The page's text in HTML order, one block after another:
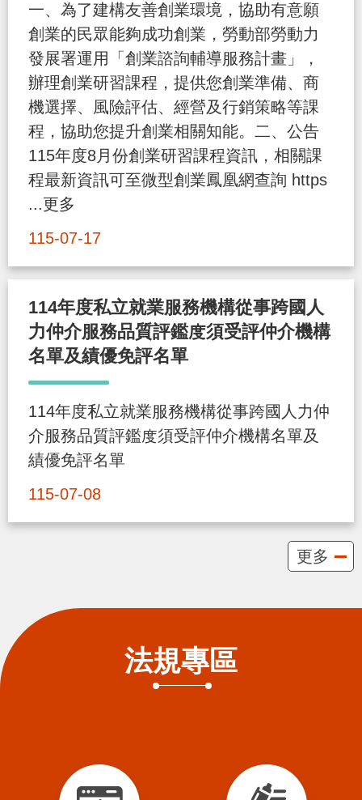
安
全
政
策
政
府
網
資
料
放
宣
告
檢
舉
貪
交
圖
115-07-17
一、為了建構友善創業環境，協助有意願
創業的民眾能夠成功創業，勞動部勞動力
發展署運用「創業諮詢輔導服務計畫」，
辦理創業研習課程，提供您創業準備、商
機選擇、風險評估、經營及行銷策略等課
程，協助您提升創業相關知能。二、公告
115年度8月份創業研習課程資訊，相關課
程最新資訊可至微型創業鳳凰網查詢 https
...更多
114年度私立就業服務機構從事跨國人
力仲介服務品質評鑑度須受評仲介機構
名單及績優免評名單
115-07-08
114年度私立就業服務機構從事跨國人力仲
介服務品質評鑑度須受評仲介機構名單及
績優免評名單
更多
法規專區